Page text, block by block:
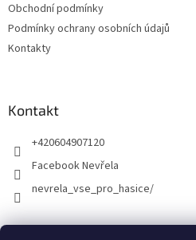
Obchodní podmínky
Podmínky ochrany osobních údajů
Kontakty
Kontakt
+420604907120
Facebook Nevřela
nevrela_vse_pro_hasice/